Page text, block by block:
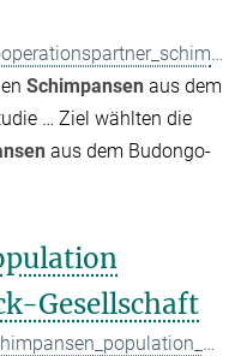
https://www.mpg.de/7880365/kooperationspartner_schimpansen
Schimpansen aus dem
… Ziel wählten die
aus dem Budongo-
Gesellschaft
https://www.mpg.de/7896018/schimpansen_population_kongo